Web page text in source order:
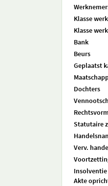
Klasse
Klasse
Bank
Beurs
Geplaatst
Dochters
Rechtsvorm
Statutaire
Verv.
Insolventie
Akte